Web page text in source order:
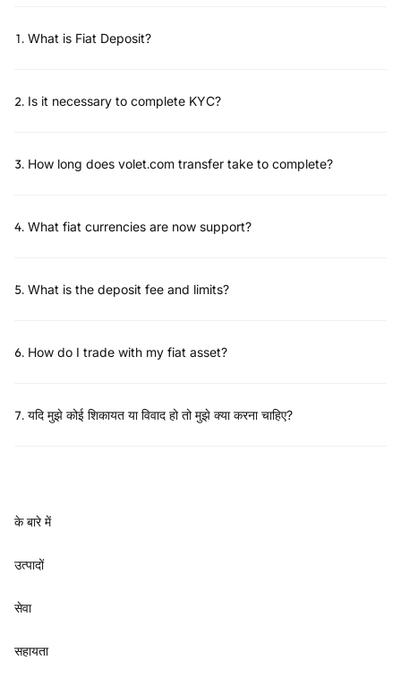
1. What is Fiat Deposit?
2. Is it necessary to complete KYC?
3. How long does volet.com transfer take to complete?
4. What fiat currencies are now support?
5. What is the deposit fee and limits?
6. How do I trade with my fiat asset?
7. यदि मुझे कोई शिकायत या विवाद हो तो मुझे क्या करना चाहिए?
के बारे में
उत्पादों
सेवा
सहायता